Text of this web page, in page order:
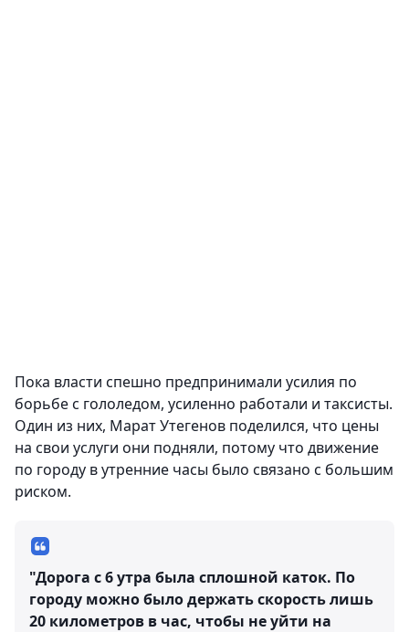
Пока власти спешно предпринимали усилия по
борьбе с гололедом, усиленно работали и таксисты.
Один из них, Марат Утегенов поделился, что цены
на свои услуги они подняли, потому что движение
по городу в утренние часы было связано с большим
риском.
"Дорога с 6 утра была сплошной каток. По
городу можно было держать скорость лишь
20 километров в час, чтобы не уйти на